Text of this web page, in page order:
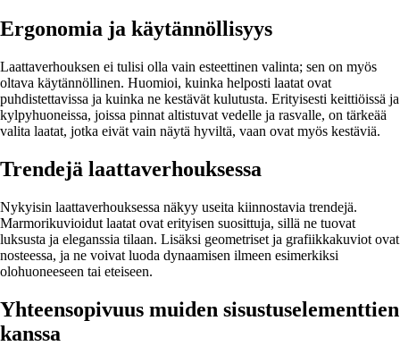
Ergonomia ja käytännöllisyys
Laattaverhouksen ei tulisi olla vain esteettinen valinta; sen on myös
oltava käytännöllinen. Huomioi, kuinka helposti laatat ovat
puhdistettavissa ja kuinka ne kestävät kulutusta. Erityisesti keittiöissä ja
kylpyhuoneissa, joissa pinnat altistuvat vedelle ja rasvalle, on tärkeää
valita laatat, jotka eivät vain näytä hyviltä, vaan ovat myös kestäviä.
Trendejä laattaverhouksessa
Nykyisin laattaverhouksessa näkyy useita kiinnostavia trendejä.
Marmorikuvioidut laatat ovat erityisen suosittuja, sillä ne tuovat
luksusta ja eleganssia tilaan. Lisäksi geometriset ja grafiikkakuviot ovat
nosteessa, ja ne voivat luoda dynaamisen ilmeen esimerkiksi
olohuoneeseen tai eteiseen.
Yhteensopivuus muiden sisustuselementtien
kanssa